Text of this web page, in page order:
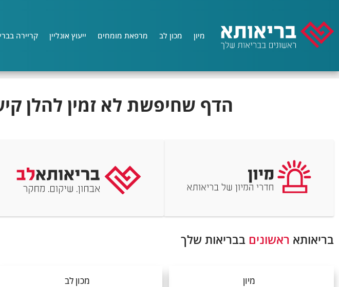
מיון מכון לב מרפאת מומחים ייעוץ אונליין קריירה
הדף שחיפשת לא זמין להלן
בריאותא ראשונים בבריאות שלך
מיון מכון לב